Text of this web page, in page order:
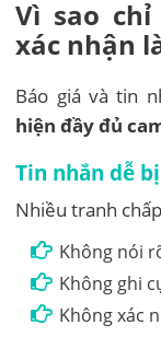
Vì sao
xác nhận
Báo giá và tin
hiện đầy đủ
Tin nhắn dễ
Nhiều tranh
Không nói
Không ghi
Không xác